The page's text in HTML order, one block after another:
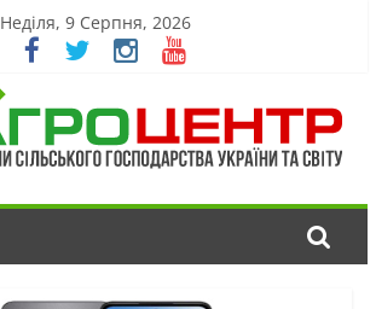
Неділя, 9 Серпня, 2026